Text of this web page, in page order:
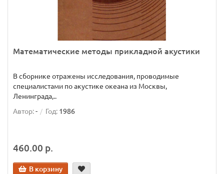
Математические методы прикладной акустики
В сборнике отражены исследования, проводимые
специалистами по акустике океана из Москвы,
Ленинграда,..
Автор:- Год: 1986
460.00 р.
В корзину